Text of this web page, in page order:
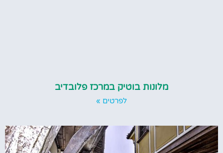
מלונות בוטיק במרכז פלובדיב